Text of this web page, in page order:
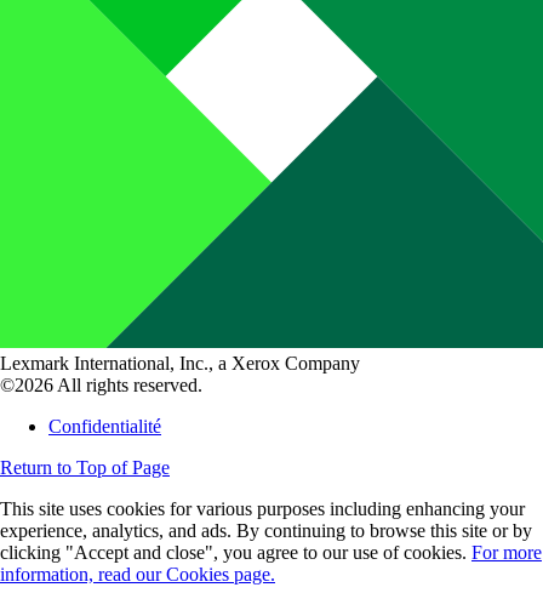
Lexmark International, Inc., a Xerox Company
©2026 All rights reserved.
Confidentialité
Return to Top of Page
This site uses cookies for various purposes including enhancing your
experience, analytics, and ads. By continuing to browse this site or by
clicking "Accept and close", you agree to our use of cookies. For more
information, read our Cookies page.